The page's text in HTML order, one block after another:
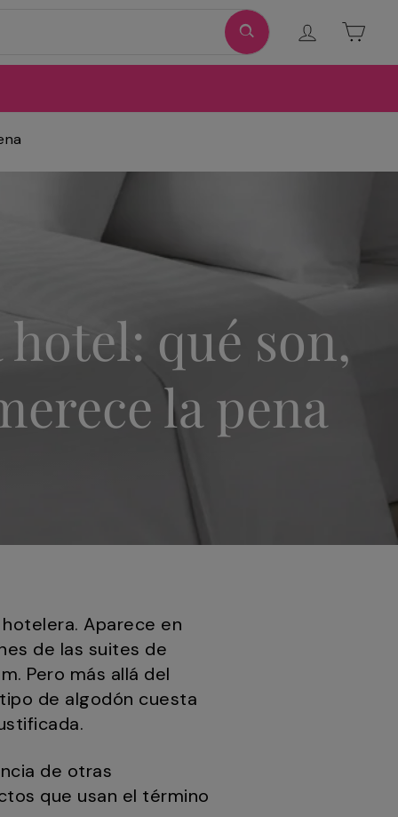
Ingresar
qué son,
la pena
Aparece en
de las suites de
Pero más allá del
de algodón cuesta
de otras
que usan el término